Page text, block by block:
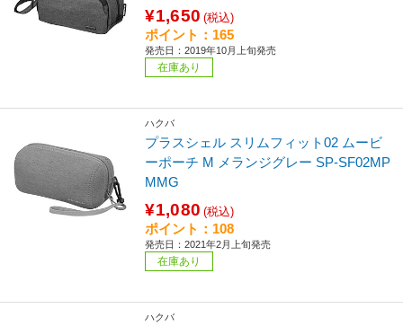
¥1,650 (税込)
ポイント：165
発売日：2019年10月上旬発売
在庫あり
ハクバ
プラスシェル スリムフィット02 ムービ
ーポーチ M メランジグレー SP-SF02MP
MMG
¥1,080 (税込)
ポイント：108
発売日：2021年2月上旬発売
在庫あり
ハクバ